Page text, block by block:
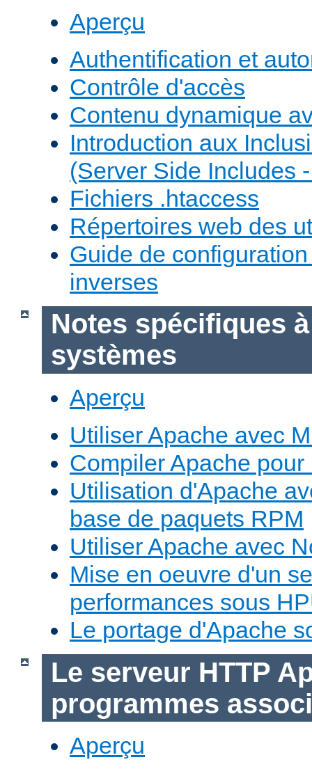
Aperçu
Authentification et
Contrôle d'accès
Contenu dynamique
Introduction aux
(Server Side Includes
Fichiers .htaccess
Répertoires web des
Guide de
inverses
Notes spécifiques
systèmes
Aperçu
Utiliser Apache avec
Compiler Apache
Utilisation d'Apache
base de paquets RPM
Utiliser Apache avec
Mise en oeuvre d'un
performances sous
Le portage d'Apache
Le serveur HTTP
programmes
Aperçu